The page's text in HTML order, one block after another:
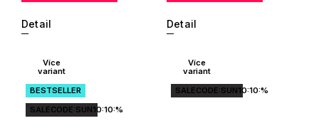
Detail Detail
Více
variant
BESTSELLER
SALECODE:SUN10:10:%
Více
variant
SALECODE:SUN10:10:%